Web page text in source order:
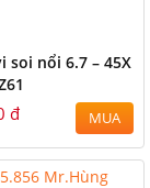
soi nổi 6.7 – 45X
đ MUA
Mr.Hùng